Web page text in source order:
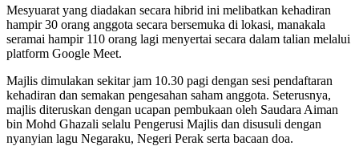
Mesyuarat yang diadakan secara hibrid ini melibatkan kehadiran
hampir 30 orang anggota secara bersemuka di lokasi, manakala
seramai hampir 110 orang lagi menyertai secara dalam talian melalui
platform Google Meet.
Majlis dimulakan sekitar jam 10.30 pagi dengan sesi pendaftaran
kehadiran dan semakan pengesahan saham anggota. Seterusnya,
majlis diteruskan dengan ucapan pembukaan oleh Saudara Aiman
bin Mohd Ghazali selalu Pengerusi Majlis dan disusuli dengan
nyanyian lagu Negaraku, Negeri Perak serta bacaan doa.